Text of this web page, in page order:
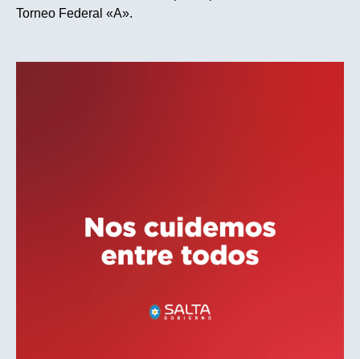
Torneo Federal «A».